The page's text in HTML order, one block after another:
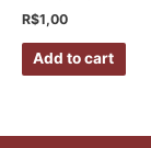
R$1,00
Add to cart